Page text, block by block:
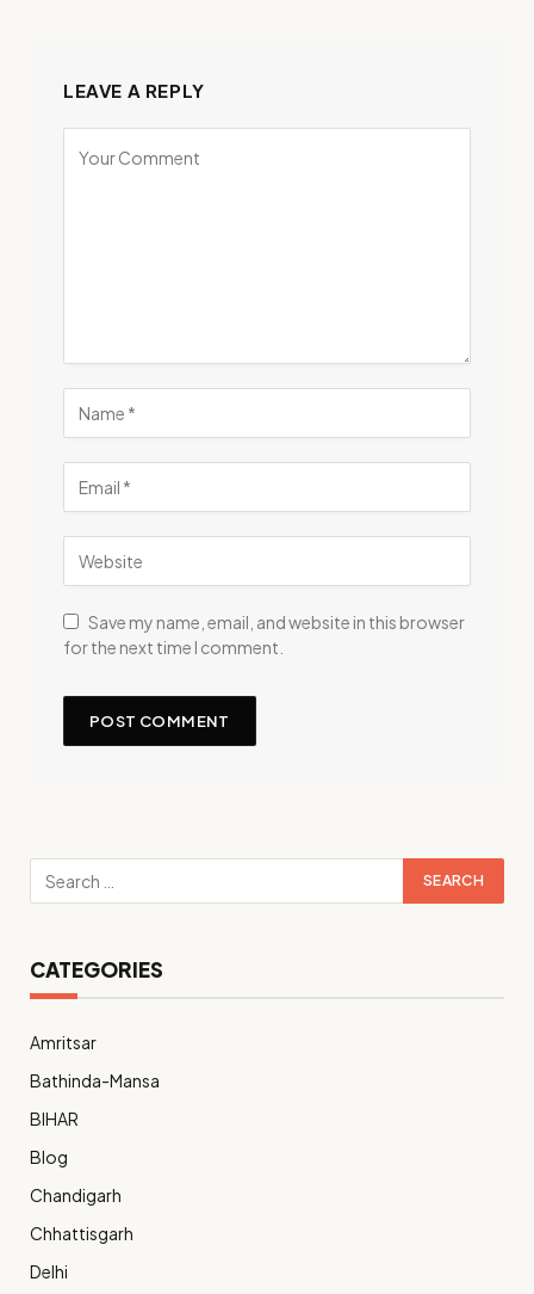
LEAVE A REPLY
Save my name, email, and website in this browser
for the next time I comment.
CATEGORIES
Amritsar
Bathinda-Mansa
BIHAR
Blog
Chandigarh
Chhattisgarh
Delhi